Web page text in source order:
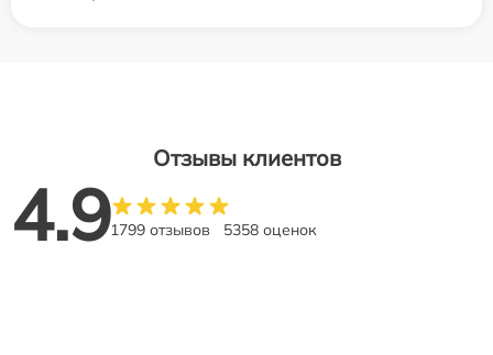
Отзывы клиентов
4.91799 отзывов 5358 оценок